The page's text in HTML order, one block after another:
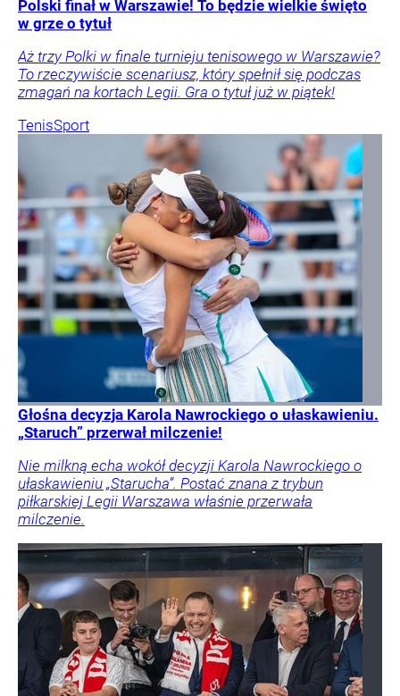
Polski finał w Warszawie! To będzie wielkie święto
w grze o tytuł
Aż trzy Polki w finale turnieju tenisowego w Warszawie?
To rzeczywiście scenariusz, który spełnił się podczas
zmagań na kortach Legii. Gra o tytuł już w piątek!
TenisSport
Głośna decyzja Karola Nawrockiego o ułaskawieniu.
„Staruch” przerwał milczenie!
Nie milkną echa wokół decyzji Karola Nawrockiego o
ułaskawieniu „Starucha”. Postać znana z trybun
piłkarskiej Legii Warszawa właśnie przerwała
milczenie.